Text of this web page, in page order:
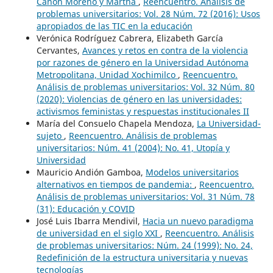
problemas universitarios: Vol. 28 Núm. 72 (2016): Usos
apropiados de las TIC en la educación
Verónica Rodríguez Cabrera, Elizabeth García
Cervantes, Avances y retos en contra de la violencia
por razones de género en la Universidad Autónoma
Metropolitana, Unidad Xochimilco , Reencuentro.
Análisis de problemas universitarios: Vol. 32 Núm. 80
(2020): Violencias de género en las universidades:
activismos feministas y respuestas institucionales II
María del Consuelo Chapela Mendoza, La Universidad-
sujeto , Reencuentro. Análisis de problemas
universitarios: Núm. 41 (2004): No. 41, Utopía y
Universidad
Mauricio Andión Gamboa, Modelos universitarios
alternativos en tiempos de pandemia: , Reencuentro.
Análisis de problemas universitarios: Vol. 31 Núm. 78
(31): Educación y COVID
José Luis Ibarra Mendivil, Hacia un nuevo paradigma
de universidad en el siglo XXI , Reencuentro. Análisis
de problemas universitarios: Núm. 24 (1999): No. 24,
Redefinición de la estructura universitaria y nuevas
tecnologías